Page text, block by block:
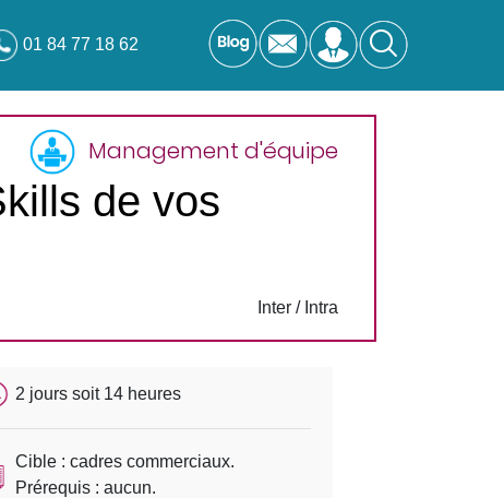
01 84 77 18 62
Management d'équipe
de vos
Inter / Intra
2 jours soit 14 heures
Cible : cadres commerciaux.
Prérequis : aucun.